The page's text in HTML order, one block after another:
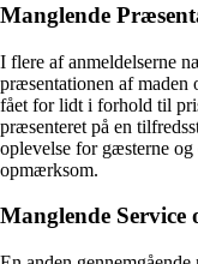
Manglende
I flere af anmeldelserne
præsentationen af maden
fået for lidt i forhold til
præsenteret på en
oplevelse for gæsterne
opmærksom.
Manglende Service